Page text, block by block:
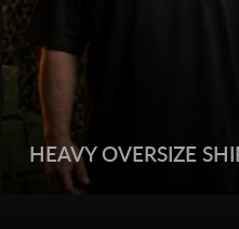
HEAVY OVERSIZE